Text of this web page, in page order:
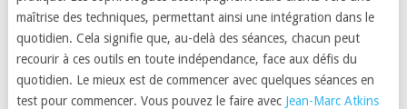
maîtrise des techniques, permettant ainsi une intégration dans le
quotidien. Cela signifie que, au-delà des séances, chacun peut
recourir à ces outils en toute indépendance, face aux défis du
quotidien. Le mieux est de commencer avec quelques séances en
test pour commencer. Vous pouvez le faire avec Jean-Marc Atkins